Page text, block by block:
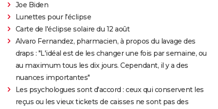
Joe Biden
Lunettes pour l'éclipse
Carte de l'éclipse solaire du 12 août
Alvaro Fernandez, pharmacien, à propos du lavage des
draps : "L'idéal est de les changer une fois par semaine, ou
au maximum tous les dix jours. Cependant, il y a des
nuances importantes"
Les psychologues sont d'accord : ceux qui conservent les
reçus ou les vieux tickets de caisses ne sont pas des